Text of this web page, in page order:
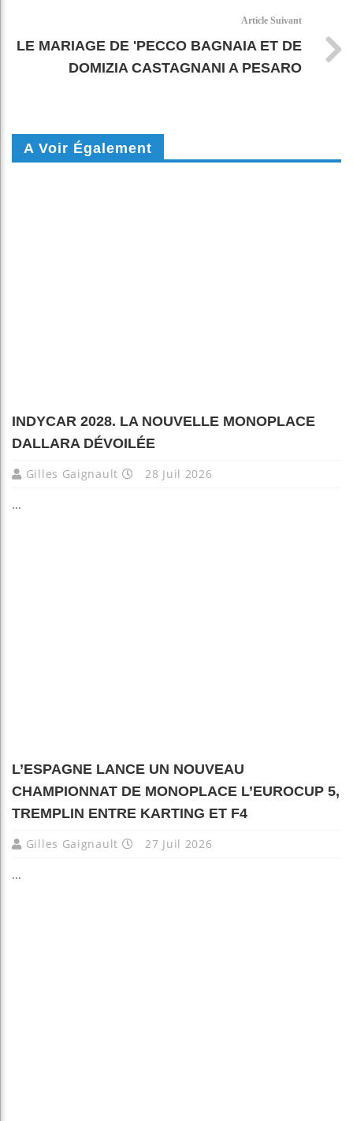
Article Suivant
LE MARIAGE DE 'PECCO BAGNAIA ET DE
DOMIZIA CASTAGNANI A PESARO
A Voir Également
INDYCAR 2028. LA NOUVELLE MONOPLACE
DALLARA DÉVOILÉE
Gilles Gaignault 28 Juil 2026
...
L’ESPAGNE LANCE UN NOUVEAU
CHAMPIONNAT DE MONOPLACE L’EUROCUP 5,
TREMPLIN ENTRE KARTING ET F4
Gilles Gaignault 27 Juil 2026
...